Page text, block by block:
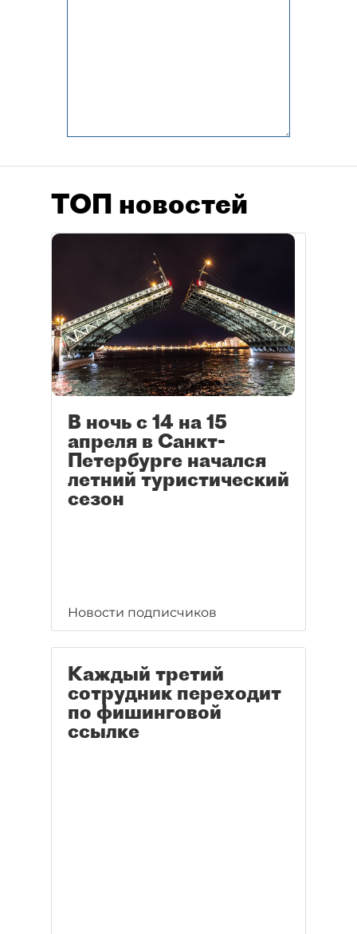
ТОП новостей
В ночь с 14 на 15
апреля в Санкт-
Петербурге начался
летний туристический
сезон
Новости подписчиков
Каждый третий
сотрудник переходит
по фишинговой
ссылке